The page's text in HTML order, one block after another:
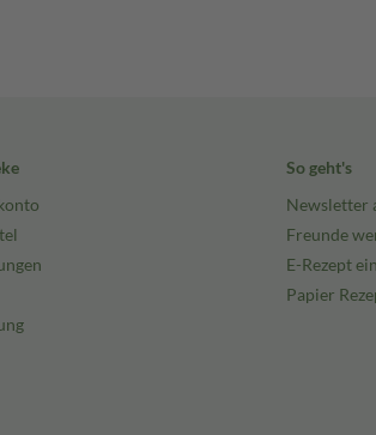
So geht's
Newsletter
Freunde
E-Rezept
Papier